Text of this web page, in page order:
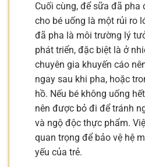
Cuối cùng, để sữa đã pha
cho bé uống là một rủi ro
đã pha là môi trường lý
phát triển, đặc biệt là ở
chuyên gia khuyến cáo
ngay sau khi pha, hoặc
hồ. Nếu bé không uống
nên được bỏ đi để tránh
và ngộ độc thực phẩm.
quan trọng để bảo vệ hệ
yếu của trẻ.